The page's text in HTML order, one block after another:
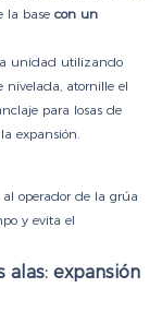
la base con un
unidad utilizando
nivelada, atornille el
para losas de
expansión.
operador de la grúa
y evita el
alas: expansión